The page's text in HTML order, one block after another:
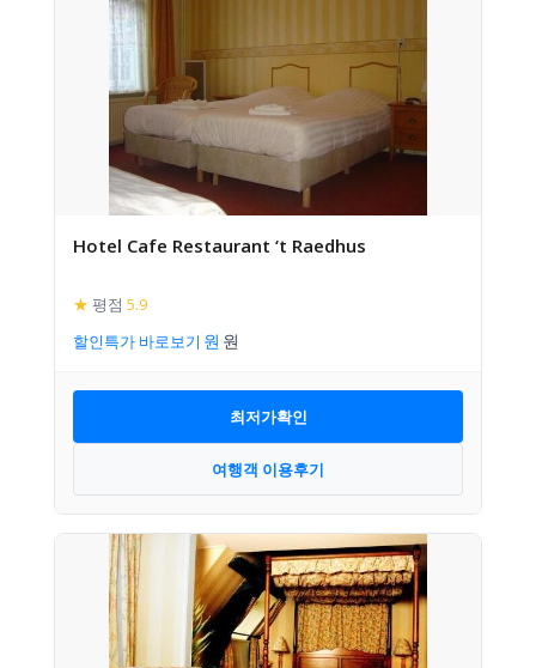
Hotel Cafe Restaurant ‘t Raedhus
★ 평점 5.9
할인특가 바로보기
최저가확인
여행객 이용후기